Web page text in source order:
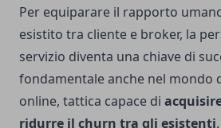
Per equiparare il rapporto
esistito tra cliente e broker, la
servizio diventa una chiave di
fondamentale anche nel mondo
online, tattica capace di
ridurre il churn tra gli esistenti